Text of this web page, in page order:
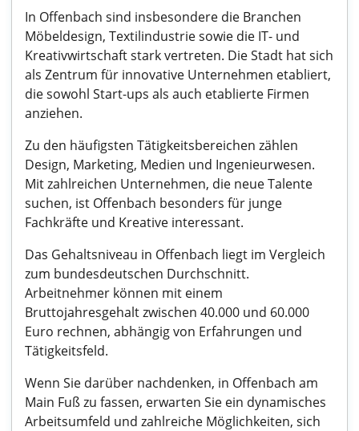
In Offenbach sind insbesondere die Branchen
Möbeldesign, Textilindustrie sowie die IT- und
Kreativwirtschaft stark vertreten. Die Stadt hat sich
als Zentrum für innovative Unternehmen etabliert,
die sowohl Start-ups als auch etablierte Firmen
anziehen.
Zu den häufigsten Tätigkeitsbereichen zählen
Design, Marketing, Medien und Ingenieurwesen.
Mit zahlreichen Unternehmen, die neue Talente
suchen, ist Offenbach besonders für junge
Fachkräfte und Kreative interessant.
Das Gehaltsniveau in Offenbach liegt im Vergleich
zum bundesdeutschen Durchschnitt.
Arbeitnehmer können mit einem
Bruttojahresgehalt zwischen 40.000 und 60.000
Euro rechnen, abhängig von Erfahrungen und
Tätigkeitsfeld.
Wenn Sie darüber nachdenken, in Offenbach am
Main Fuß zu fassen, erwarten Sie ein dynamisches
Arbeitsumfeld und zahlreiche Möglichkeiten, sich